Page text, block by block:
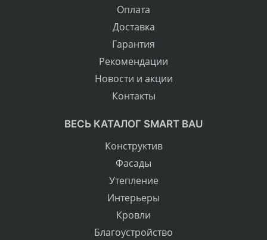
Оплата
Доставка
Гарантия
Рекомендации
Новости и акции
Контакты
ВЕСЬ КАТАЛОГ SMART BAU
Конструктив
Фасады
Утепление
Интерьеры
Кровли
Благоустройство